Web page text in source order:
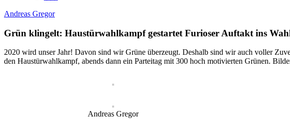
Andreas Gregor
Grün klingelt: Haustürwahlkampf gestartet Furioser Auftakt ins
2020 wird unser Jahr! Davon sind wir Grüne überzeugt. Deshalb sind wir auch voller
den Haustürwahlkampf, abends dann ein Parteitag mit 300 hoch motivierten Grünen.
Andreas Gregor